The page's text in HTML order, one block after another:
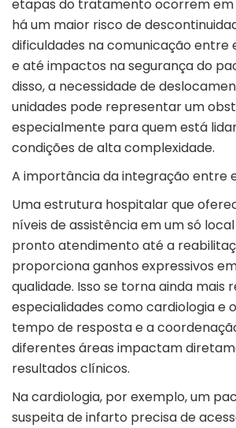
etapas do tratamento ocorrem em
há um maior risco de
dificuldades na comunicação entre
e até impactos nasegurança do
disso, a necessidade de
unidades pode representar um
especialmente para quem está
condições de alta complexidade.
A importância da integração entre
Uma estrutura hospitalar que
níveis de assistência em um só
pronto atendimento até a
proporciona ganhos expressivos
qualidade. Isso se torna ainda mais
especialidades como cardiologia e
tempo de resposta e a
diferentes áreas impactam
resultados clínicos.
Na cardiologia, por exemplo, um
suspeita de infarto precisa de